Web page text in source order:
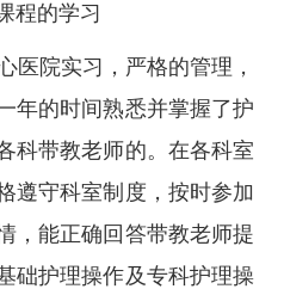
程的学习
医院实习，严格的管理，
年的时间熟悉并掌握了护
科带教老师的。在各科室
遵守科室制度，按时参加
，能正确回答带教老师提
础护理操作及专科护理操